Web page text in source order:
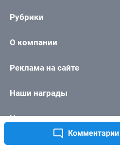
Комментарии